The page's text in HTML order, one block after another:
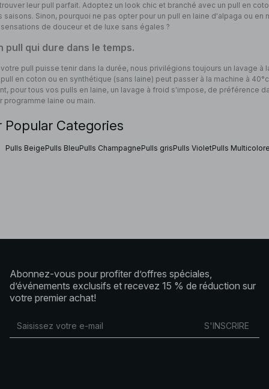
leur pull parfait. Adoptez un look chic et branché avec un pull en
saisons. Sinon, pourquoi ne pas opter pour un pull en laine d'alpaga ou en
de douceur et de luxe sans égales ?
pull qui dure dans le temps.
pull puisse tenir dans la durée, nous privilégions toujours un lavage à
en coton ou en synthétique (sans laine) peut passer à la machine à
pour tous vos pulls en laine, un lavage à froid s'impose, de préférence
programme laine ou main.
Popular Categories
Pulls BeigePulls BleuPulls ChampagnePulls grisPulls VioletPulls
Abonnez-vous pour profiter d’offres spéciales,
d’événements exclusifs et recevez 15 % de réduction sur
votre premier achat!
S'INSCRIRE